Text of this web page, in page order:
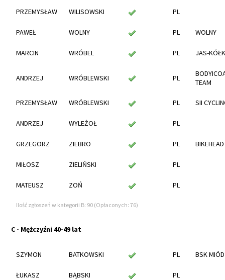
PRZEMYSŁAW WILISOWSKI PL
PAWEŁ WOLNY PL WOLNY
MARCIN WRÓBEL PL JAS-
ANDRZEJ WRÓBLEWSKI PL
TEAM
PRZEMYSŁAW WRÓBLEWSKI PL SII
ANDRZEJ WYLEŻOŁ PL
GRZEGORZ ZIEBRO PL BIKEHEAD
MIŁOSZ ZIELIŃSKI PL
MATEUSZ ZOŃ PL
Ilość zgłoszeń w kategorii B: 90 (Opłaconych: 76)
C - Mężczyźni 40-49 lat
SZYMON BATKOWSKI PL BSK
ŁUKASZ BĄBSKI PL